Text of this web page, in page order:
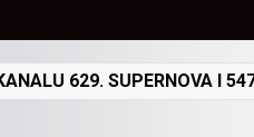
629. SUPERNOVA I